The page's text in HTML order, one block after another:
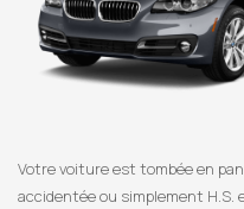
Votre voiture est tombée en
accidentée ou simplement H.S.